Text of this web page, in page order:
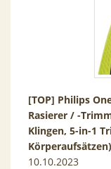
[TOP] Philips
Rasierer / -
Klingen, 5-in-1
Körperaufsätzen)
10.10.2023